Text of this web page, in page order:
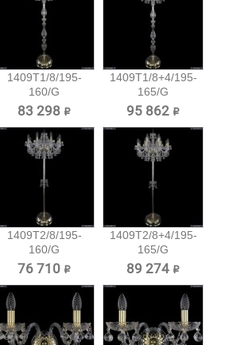
1409T1/8/195-
160/G
Хрустальный
83 298 ₽
1409T1/8+4/195-
165/G
Хрустальный...
95 862 ₽
1409T2/8/195-
160/G
Хрустальный
76 710 ₽
1409T2/8+4/195-
165/G
Хрустальный...
89 274 ₽